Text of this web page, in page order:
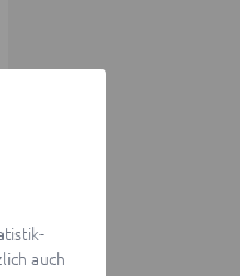
auch